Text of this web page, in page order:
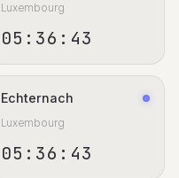
Luxembourg
05:36:44
Echternach
Luxembourg
05:36:44